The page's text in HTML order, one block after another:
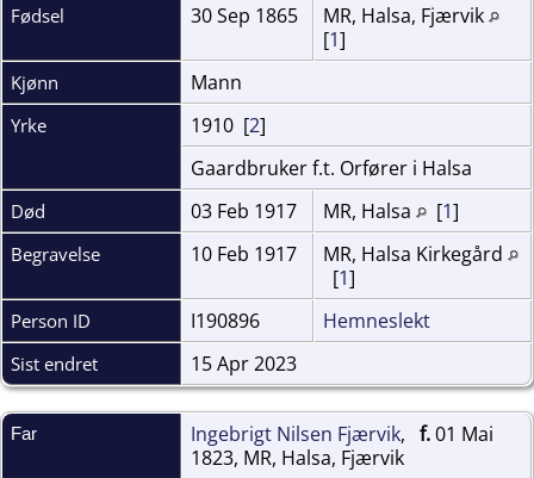
Fødsel 30 Sep 1865
MR, Halsa, Fjærvik
[1]
Kjønn Mann
Yrke 1910 [2]
Gaardbruker f.t. Orfører i Halsa
Død 03 Feb 1917 MR, Halsa [1]
Begravelse 10 Feb 1917
MR, Halsa Kirkegård
[1]
Person ID I190896 Hemneslekt
Sist endret 15 Apr 2023
Far Ingebrigt Nilsen Fjærvik, f.01 Mai
1823, MR, Halsa, Fjærvik